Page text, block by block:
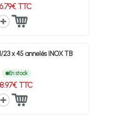
TTC
23 x 45 annelés INOX TB
En stock
TTC